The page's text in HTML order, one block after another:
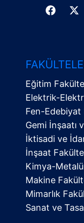
Eğitim
Elektrik-
Fen-Edebiyat
Gemi İnşaatı
İktisadi ve
İnşaat
Kimya-
Makine
Mimarlık
Sanat ve